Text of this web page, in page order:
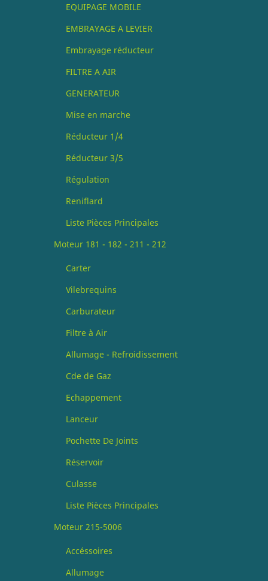
EQUIPAGE MOBILE
EMBRAYAGE A LEVIER
Embrayage réducteur
FILTRE A AIR
GENERATEUR
Mise en marche
Réducteur 1/4
Réducteur 3/5
Régulation
Reniflard
Liste Pièces Principales
Moteur 181 - 182 - 211 - 212
Carter
Vilebrequins
Carburateur
Filtre à Air
Allumage - Refroidissement
Cde de Gaz
Echappement
Lanceur
Pochette De Joints
Réservoir
Culasse
Liste Pièces Principales
Moteur 215-5006
Accéssoires
Allumage